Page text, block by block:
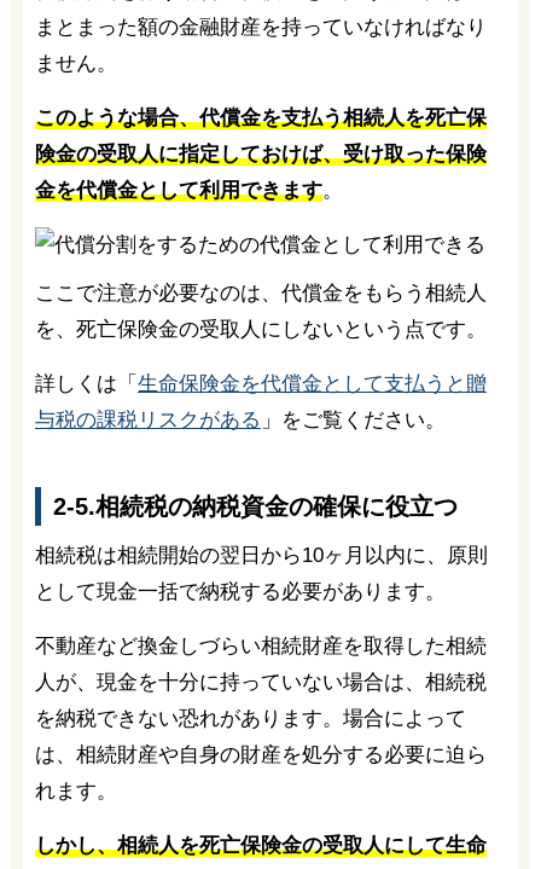
まとまった額の金融財産を持っていなければなり
ません。
このような場合、代償金を支払う相続人を死亡保
険金の受取人に指定しておけば、受け取った保険
金を代償金として利用できます。
ここで注意が必要なのは、代償金をもらう相続人
を、死亡保険金の受取人にしないという点です。
詳しくは「 生命保険金を代償金として支払うと贈
与税の課税リスクがある 」をご覧ください。
2-5.相続税の納税資金の確保に役立つ
相続税は相続開始の翌日から10ヶ月以内に、原則
として現金一括で納税する必要があります。
不動産など換金しづらい相続財産を取得した相続
人が、現金を十分に持っていない場合は、相続税
を納税できない恐れがあります。場合によって
は、相続財産や自身の財産を処分する必要に迫ら
れます。
しかし、相続人を死亡保険金の受取人にして生命